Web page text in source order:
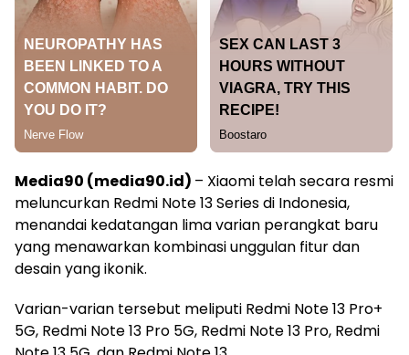
Media90 (media90.id) – Xiaomi telah secara resmi
meluncurkan Redmi Note 13 Series di Indonesia,
menandai kedatangan lima varian perangkat baru
yang menawarkan kombinasi unggulan fitur dan
desain yang ikonik.
Varian-varian tersebut meliputi Redmi Note 13 Pro+
5G, Redmi Note 13 Pro 5G, Redmi Note 13 Pro, Redmi